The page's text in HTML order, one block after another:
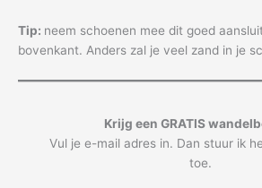
Tip: neem schoenen mee dit goed
bovenkant. Anders zal je veel zand in je
Krijg een GRATIS
Vul je e-mail adres in. Dan stuur ik
toe.